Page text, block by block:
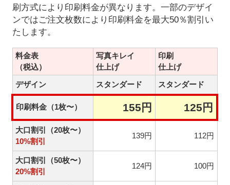
刷方式により印刷料金が異なります。一部のデザイ
ンではご注文枚数により印刷料金を最大50％割引い
たします。
料金表
（税込）
写真キレイ
仕上げ
印刷
仕上げ
デザイン
スタンダード スタンダード
印刷料金（1枚〜） 155円 125円
大口割引（20枚〜）
10%割引
139円 112円
大口割引（50枚〜）
20%割引
124円 100円